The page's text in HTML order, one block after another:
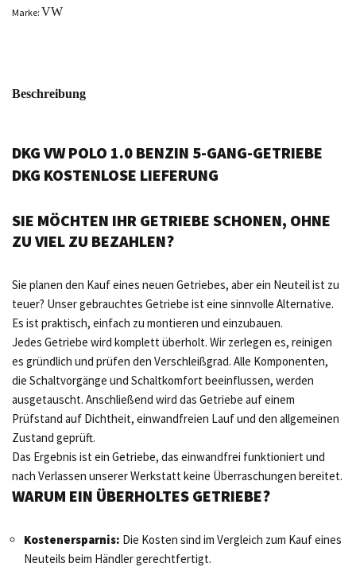
Marke: VW
Beschreibung
DKG VW POLO 1.0 BENZIN 5-GANG-GETRIEBE
DKG KOSTENLOSE LIEFERUNG
SIE MÖCHTEN IHR GETRIEBE SCHONEN, OHNE
ZU VIEL ZU BEZAHLEN?
Sie planen den Kauf eines neuen Getriebes, aber ein Neuteil ist zu
teuer? Unser gebrauchtes Getriebe ist eine sinnvolle Alternative.
Es ist praktisch, einfach zu montieren und einzubauen.
Jedes Getriebe wird komplett überholt. Wir zerlegen es, reinigen
es gründlich und prüfen den Verschleißgrad. Alle Komponenten,
die Schaltvorgänge und Schaltkomfort beeinflussen, werden
ausgetauscht. Anschließend wird das Getriebe auf einem
Prüfstand auf Dichtheit, einwandfreien Lauf und den allgemeinen
Zustand geprüft.
Das Ergebnis ist ein Getriebe, das einwandfrei funktioniert und
nach Verlassen unserer Werkstatt keine Überraschungen bereitet.
WARUM EIN ÜBERHOLTES GETRIEBE?
Kostenersparnis: Die Kosten sind im Vergleich zum Kauf eines
Neuteils beim Händler gerechtfertigt.